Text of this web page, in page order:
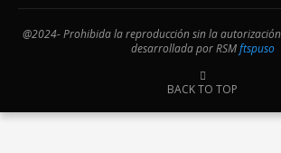
@2024- Prohibida la reproducción sin la autorización
desarrollada por RSMftspuso
BACK TO TOP